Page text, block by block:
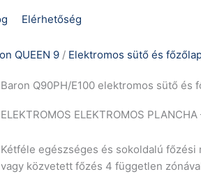
Elérhetőség
QUEEN 9 / Elektromos sütő és
Baron Q90PH/E100 elektromos sütő és
ELEKTROMOS ELEKTROMOS PLANCHA
Kétféle egészséges és sokoldalú főzési
vagy közvetett főzés 4 független